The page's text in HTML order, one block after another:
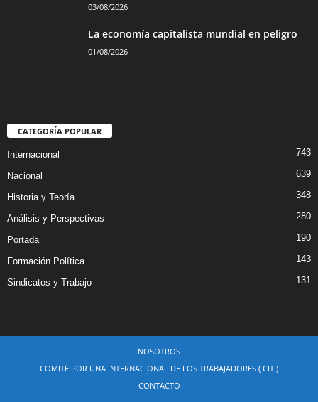
03/08/2026
La economía capitalista mundial en peligro
01/08/2026
CATEGORÍA POPULAR
Internacional 743
Nacional 639
Historia y Teoría 348
Análisis y Perspectivas 280
Portada 190
Formación Política 143
Sindicatos y Trabajo 131
NOSOTROS
COMITÉ POR UNA INTERNACIONAL DE LOS TRABAJADORES ( CIT )
CONTACTO